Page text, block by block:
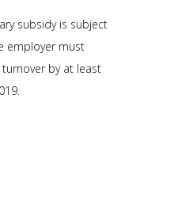
subsidy is subject
employer must
by at least